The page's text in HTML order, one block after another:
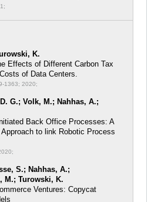
K.
Effects of Different Carbon Tax
of Data Centers.
1363; 2020;
G.; Volk, M.; Nahhas, A.;
Back Office Processes: A
to link Robotic Process
S.; Nahhas, A.;
M.; Turowski, K.
Ventures: Copycat